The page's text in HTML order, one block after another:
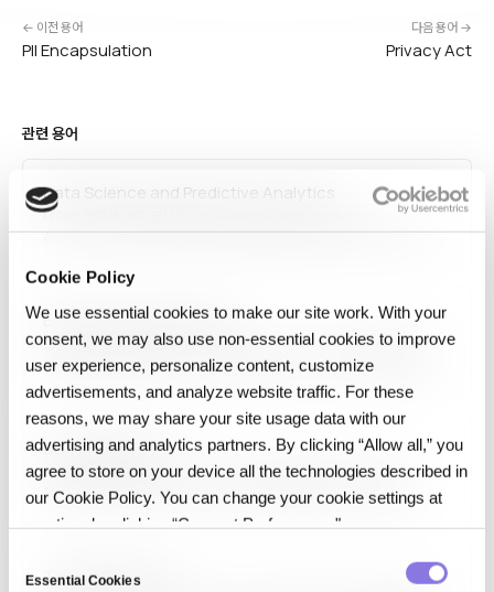
Cookie Policy
We use essential cookies to make our site work. With your
consent, we may also use non‑essential cookies to improve
user experience, personalize content, customize
advertisements, and analyze website traffic. For these
reasons, we may share your site usage data with our
advertising and analytics partners. By clicking “Allow all,” you
agree to store on your device all the technologies described in
our Cookie Policy. You can change your cookie settings at
any time by clicking “Consent Preferences."
Essential Cookies
← 이전 용어
PII Encapsulation
다음 용어 →
Privacy Act
관련 용어
Data Science and Predictive Analytics
데이터 과학과 예측 분석(Data Science and Predictive
Analytics)은 과거 데이터로 미래 결과를 예측하는 데이터 과학의 한 응용
수요 예측, 리스크 평가, 장비 고장 예측 등에 적용합니다. 비즈니스
Economics of open data
오픈 데이터의 경제학(Economics of Open Data)은 공개 데이터가
창출하는 경제적·사회적 가치와 이를 실현하는 비즈니스 모델을 연구합니다.
McKinsey는 전 세계 오픈 데이터 가치를 연 3~5조 달러로 추산했으며,
정부 효율성, 혁신 기업 창출, 연구 가속, 시장 투명성 등이 주요 편익입니다.
데이터 품질·라이선스·인프라…
Data packaging
데이터 패키징(Data Packaging)은 데이터를 메타데이터·스키마·
문서화와 함께 재사용 가능한 단위로 묶어 배포·공유하기 쉬운 형태로
만드는 과정입니다. Frictionless Data Package, FAIR 데이터 원칙
준수 패키지 등이 있으며, 과학 데이터 공유, 오픈 데이터 포털, 기업 내
Time Series Data